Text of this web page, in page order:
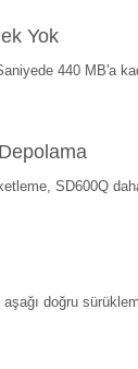
Yok
440 MB'a
SD600Q
aşağı doğru